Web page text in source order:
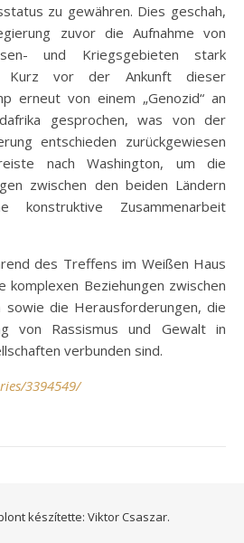
zu gewähren. Dies geschah,
zuvor die Aufnahme von
und Kriegsgebieten stark
Kurz vor der Ankunft dieser
erneut von einem „Genozid“ an
gesprochen, was von der
entschieden zurückgewiesen
nach Washington, um die
zwischen den beiden Ländern
konstruktive Zusammenarbeit
des Treffens im Weißen Haus
komplexen Beziehungen zwischen
sowie die Herausforderungen, die
von Rassismus und Gewalt in
verbunden sind.
3394549/
készítette: Viktor Csaszar.